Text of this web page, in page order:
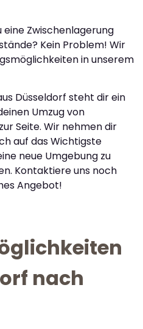
eine Zwischenlagerung
Kein Problem! Wir
in unserem
Düsseldorf steht dir ein
Umzug von
Seite. Wir nehmen dir
auf das Wichtigste
neue Umgebung zu
Kontaktiere uns noch
Angebot!
nach